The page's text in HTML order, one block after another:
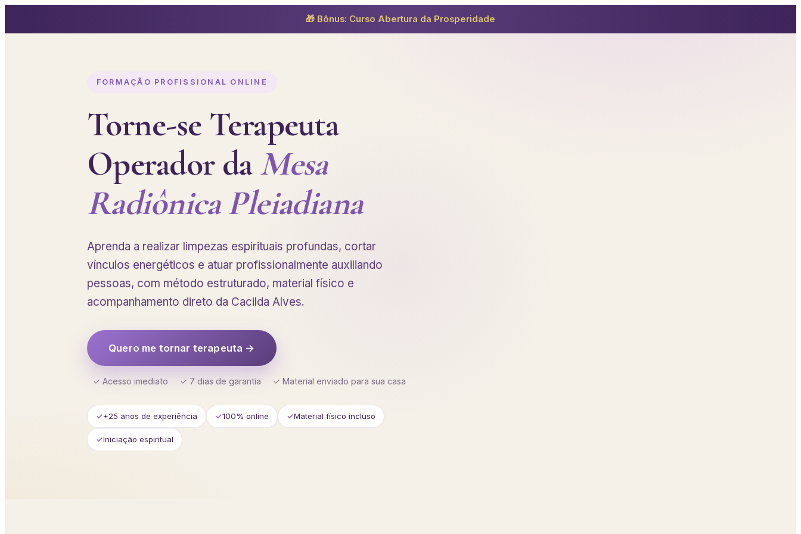
🎁 Bônus: Curso Abertura da Prosperidade
FORMAÇÃO PROFISSIONAL ONLINE
Torne-se Terapeuta
Operador daMesa
Radiônica Pleiadiana
Aprenda a realizar limpezas espirituais profundas, cortar
vínculos energéticos e atuar profissionalmente auxiliando
pessoas, com método estruturado, material físico e
acompanhamento direto da Cacilda Alves.
Quero me tornar terapeuta →
✓ Acesso imediato ✓ 7 dias de garantia ✓ Material enviado para sua casa
+25 anos de experiência 100% online Material físico incluso
Iniciação espiritual